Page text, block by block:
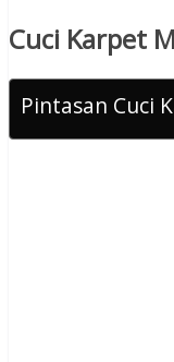
Cuci Karpet
Pintasan Cuci